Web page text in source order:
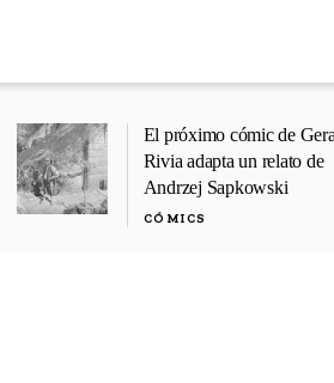
El próximo cómic de
Rivia adapta un relato de
Andrzej Sapkowski
CÓMICS